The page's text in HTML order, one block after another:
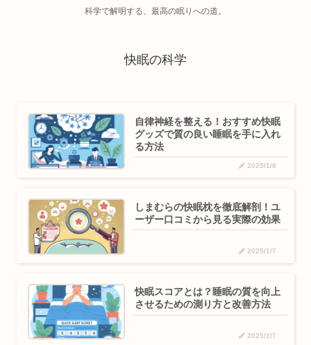
科学で解明する、最高の眠りへの道。
快眠の科学
自律神経を整える！おすすめ快眠
グッズで質の良い睡眠を手に入れ
る方法
2025/1/8
しまむらの快眠枕を徹底解剖！ユ
ーザー口コミから見る実際の効果
2025/1/7
快眠スコアとは？睡眠の質を向上
させるための測り方と改善方法
2025/1/7